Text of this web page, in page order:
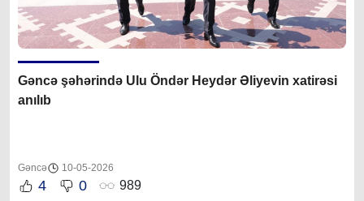
Gəncə şəhərində Ulu Öndər Heydər Əliyevin xatirəsi
anılıb
Gəncə 10-05-2026
4 0 989